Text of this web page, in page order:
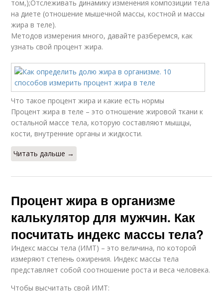
том,);Отслеживать динамику изменения композиции тела
на диете (отношение мышечной массы, костной и массы
жира в теле).
Методов измерения много, давайте разберемся, как
узнать свой процент жира.
Что такое процент жира и какие есть нормы
Процент жира в теле – это отношение жировой ткани к
остальной массе тела, которую составляют мышцы,
кости, внутренние органы и жидкости.
Читать дальше →
Процент жира в организме
калькулятор для мужчин. Как
посчитать индекс массы тела?
Индекс массы тела (ИМТ) – это величина, по которой
измеряют степень ожирения. Индекс массы тела
представляет собой соотношение роста и веса человека.
Чтобы высчитать свой ИМТ: